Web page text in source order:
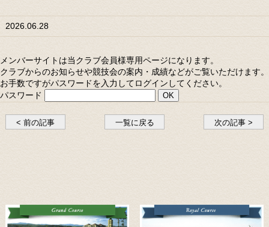
2026.06.28
メンバーサイトは当クラブ会員様専用ページになります。
クラブからのお知らせや競技会の案内・成績などがご覧いただけます。
お手数ですがパスワードを入力してログインしてください。
パスワード
< 前の記事 一覧に戻る 次の記事 >